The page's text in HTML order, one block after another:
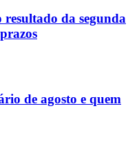
da segunda
de agosto e quem